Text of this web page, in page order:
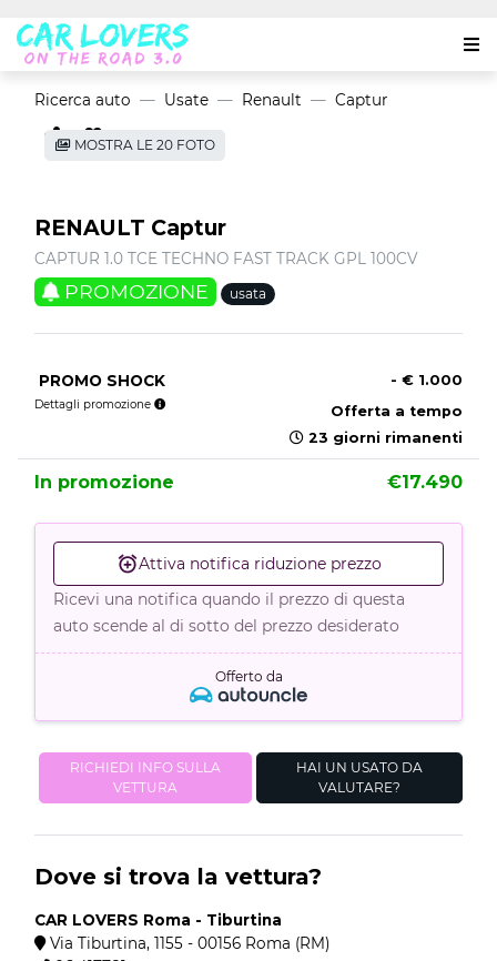
Ricerca auto Usate Renault Captur
MOSTRA LE 20 FOTO
RENAULT Captur
CAPTUR 1.0 TCE TECHNO FAST TRACK GPL 100CV
PROMOZIONE usata
PROMO SHOCK
Dettagli promozione
- € 1.000
Offerta a tempo
23 giorni rimanenti
In promozione €17.490
Attiva notifica riduzione prezzo
Ricevi una notifica quando il prezzo di questa
auto scende al di sotto del prezzo desiderato
Offerto da
RICHIEDI INFO SULLA
VETTURA
HAI UN USATO DA
VALUTARE?
Dove si trova la vettura?
CAR LOVERS Roma - Tiburtina
Via Tiburtina, 1155 - 00156 Roma (RM)